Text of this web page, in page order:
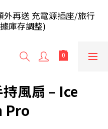
無線滑鼠 / 30W USB
電芯40粒(隨機及根據庫
)庫存調整)
費，少於將收取運費
免運費，少於將收取
無線滑鼠 / 30W USB
電芯40粒(隨機及根據庫
)
風扇 – Ice
Pro